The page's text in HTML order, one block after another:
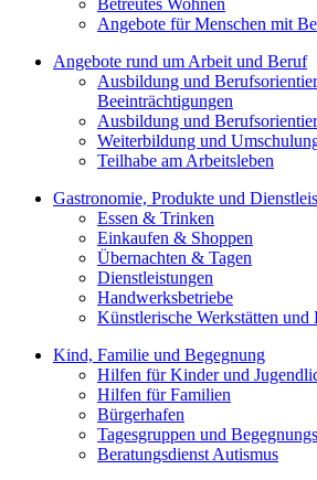
Angebote für Menschen mit
Angebote rund um Arbeit und Beruf
Ausbildung und
Beeinträchtigungen
Ausbildung und
Weiterbildung und
Teilhabe am Arbeitsleben
Gastronomie, Produkte und
Essen & Trinken
Einkaufen & Shoppen
Übernachten & Tagen
Dienstleistungen
Handwerksbetriebe
Künstlerische Werkstätten und
Kind, Familie und Begegnung
Hilfen für Kinder und
Hilfen für Familien
Bürgerhafen
Tagesgruppen und
Beratungsdienst Autismus